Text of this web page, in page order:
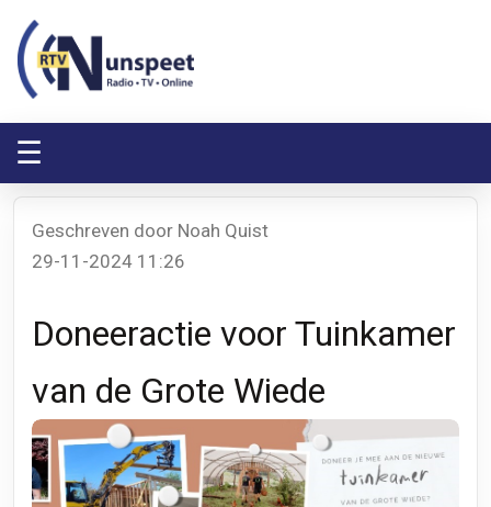
☰
Geschreven door Noah Quist
29-11-2024 11:26
Doneeractie voor Tuinkamer
van de Grote Wiede